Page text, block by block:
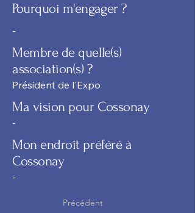
Pourquoi m'engager ?
-
Membre de quelle(s)
association(s) ?
Président de l'Expo
Ma vision pour Cossonay
-
Mon endroit préféré à
Cossonay
-
Précédent